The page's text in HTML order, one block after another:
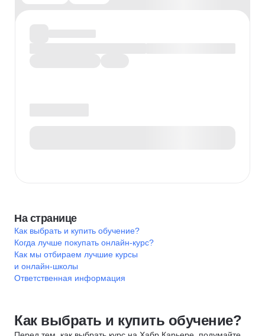
На странице
Как выбрать и купить обучение?
Когда лучше покупать онлайн-курс?
Как мы отбираем лучшие курсы
и онлайн-школы
Ответственная информация
Как выбрать и купить обучение?